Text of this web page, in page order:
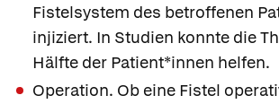
Fistelsystem des betroffenen
injiziert. In Studien konnte die
Hälfte der Patient*innen helfen.
Operation. Ob eine Fistel